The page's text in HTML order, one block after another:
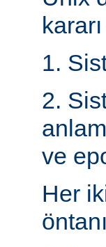
1.
2.
ve
Her